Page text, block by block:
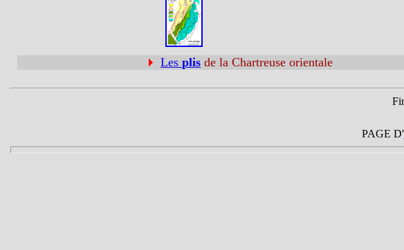
Les plis de la Chartreuse orientale
PAGE D'